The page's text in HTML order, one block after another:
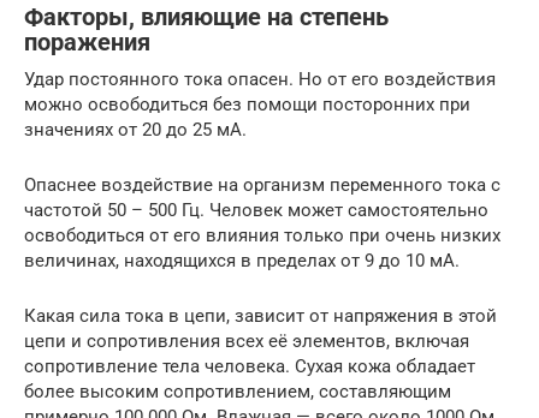
Факторы, влияющие на степень
поражения
Удар постоянного тока опасен. Но от его воздействия
можно освободиться без помощи посторонних при
значениях от 20 до 25 мА.
Опаснее воздействие на организм переменного тока с
частотой 50 – 500 Гц. Человек может самостоятельно
освободиться от его влияния только при очень низких
величинах, находящихся в пределах от 9 до 10 мА.
Какая сила тока в цепи, зависит от напряжения в этой
цепи и сопротивления всех её элементов, включая
сопротивление тела человека. Сухая кожа обладает
более высоким сопротивлением, составляющим